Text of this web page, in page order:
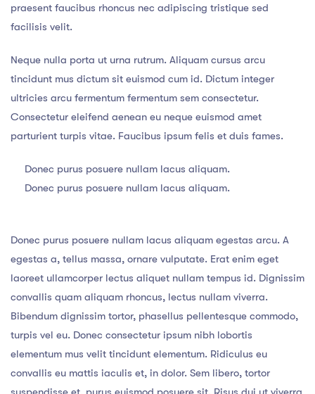
praesent faucibus rhoncus nec adipiscing tristique sed
facilisis velit.
Neque nulla porta ut urna rutrum. Aliquam cursus arcu
tincidunt mus dictum sit euismod cum id. Dictum integer
ultricies arcu fermentum fermentum sem consectetur.
Consectetur eleifend aenean eu neque euismod amet
parturient turpis vitae. Faucibus ipsum felis et duis fames.
Donec purus posuere nullam lacus aliquam.
Donec purus posuere nullam lacus aliquam.
Donec purus posuere nullam lacus aliquam egestas arcu. A
egestas a, tellus massa, ornare vulputate. Erat enim eget
laoreet ullamcorper lectus aliquet nullam tempus id. Dignissim
convallis quam aliquam rhoncus, lectus nullam viverra.
Bibendum dignissim tortor, phasellus pellentesque commodo,
turpis vel eu. Donec consectetur ipsum nibh lobortis
elementum mus velit tincidunt elementum. Ridiculus eu
convallis eu mattis iaculis et, in dolor. Sem libero, tortor